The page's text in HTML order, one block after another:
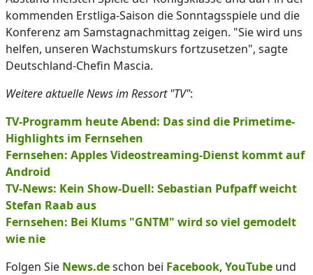
kommenden Erstliga-Saison die Sonntagsspiele und die
Konferenz am Samstagnachmittag zeigen. "Sie wird uns
helfen, unseren Wachstumskurs fortzusetzen", sagte
Deutschland-Chefin Mascia.
Weitere aktuelle News im Ressort "TV":
TV-Programm heute Abend: Das sind die Primetime-
Highlights im Fernsehen
Fernsehen: Apples Videostreaming-Dienst kommt auf
Android
TV-News: Kein Show-Duell: Sebastian Pufpaff weicht
Stefan Raab aus
Fernsehen: Bei Klums "GNTM" wird so viel gemodelt
wie nie
Folgen Sie News.deschon bei Facebook, YouTube und